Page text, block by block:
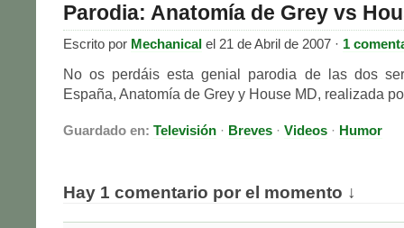
Parodia: Anatomía de Grey vs
Escrito por Mechanical el 21 de Abril de 2007 · 1
No os perdáis esta genial parodia de las dos
España, Anatomía de Grey y House MD, realizada
Guardado en: Televisión · Breves · Videos · Humor
Hay 1 comentario por el momento ↓